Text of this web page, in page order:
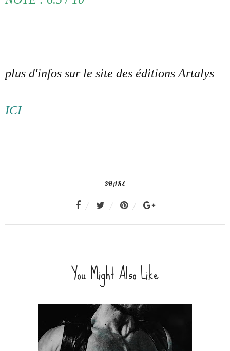
plus d'infos sur le site des éditions Artalys
ICI
SHARE
You Might Also Like